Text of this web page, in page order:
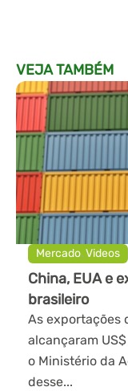
VEJA TAMBÉM
Mercado,Videos
China, EUA e
brasileiro
As exportações
alcançaram
o Ministério da
desse...